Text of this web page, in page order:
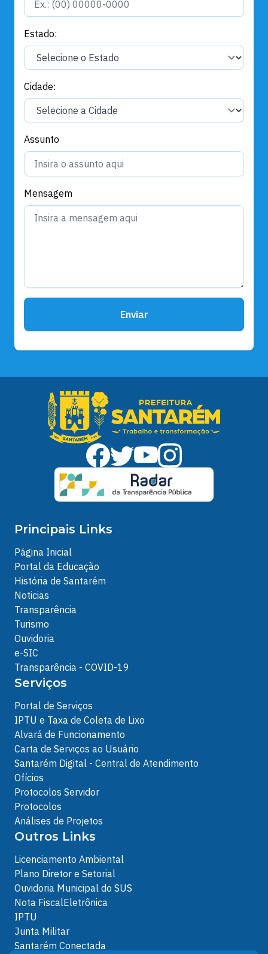
Estado:
Cidade:
Assunto
Mensagem
Enviar
Principais Links
Página Inicial
Portal da Educação
História de Santarém
Noticias
Transparência
Turismo
Ouvidoria
e-SIC
Transparência - COVID-19
Serviços
Portal de Serviços
IPTU e Taxa de Coleta de Lixo
Alvará de Funcionamento
Carta de Serviços ao Usuário
Santarém Digital - Central de Atendimento
Ofícios
Protocolos Servidor
Protocolos
Análises de Projetos
Outros Links
Licenciamento Ambiental
Plano Diretor e Setorial
Ouvidoria Municipal do SUS
Nota FiscalEletrônica
IPTU
Junta Militar
Santarém Conectada